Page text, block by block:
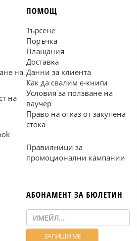
на
на
ПОМОЩ
Търсене
Поръчка
Плащания
Доставка
Данни за клиента
Как да свалим е-книги
Условия за ползване на
ваучер
Право на отказ от закупена
стока
Правилници за
промоционални кампании
АБОНАМЕНТ ЗА БЮЛЕТИН